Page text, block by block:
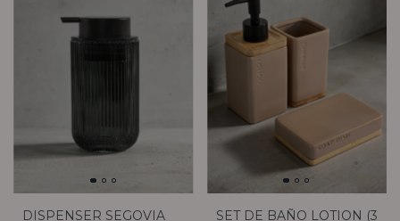
DISPENSER SEGOVIA
SET DE BAÑO LOTION (3